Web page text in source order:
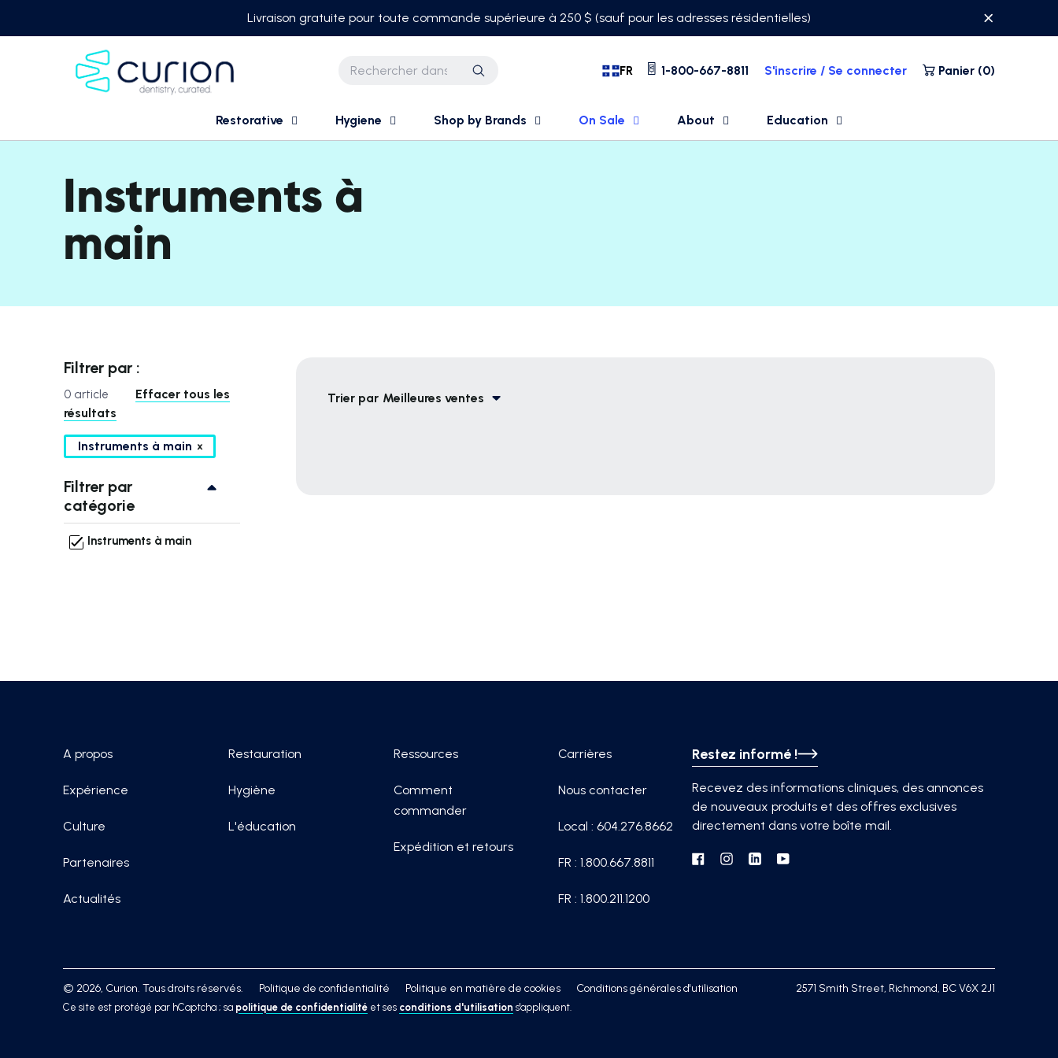
Livraison gratuite pour toute commande supérieure à 250 $ (sauf pour les adresses résidentielles)
Recherche FR 1-800-667-8811 S'inscrire / Se connecter Panier (0)
Restorative Hygiene Shop by Brands On Sale About Education
Instruments à
main
Filtrer par :
0 article
Effacer tous les
résultats
Instruments à main
Filtrer par
catégorie
Instruments à main
Trier par Meilleures ventes
Restez informé !
Recevez des informations cliniques, des annonces
de nouveaux produits et des offres exclusives
directement dans votre boîte mail.
Facebook
Instagram
LinkedinYouTube
A propos
Expérience
Culture
Partenaires
Actualités
Restauration
Hygiène
L'éducation
Ressources
Comment
commander
Expédition et retours
Carrières
Nous contacter
Local : 604.276.8662
FR : 1.800.667.8811
FR : 1.800.211.1200
© 2026, Curion. Tous droits réservés. Politique de confidentialité Politique en matière de cookies Conditions générales d'utilisation 2571 Smith Street, Richmond, BC V6X 2J1
Ce site est protégé par hCaptcha ; sa politique de confidentialité et ses conditions d'utilisation s'appliquent.